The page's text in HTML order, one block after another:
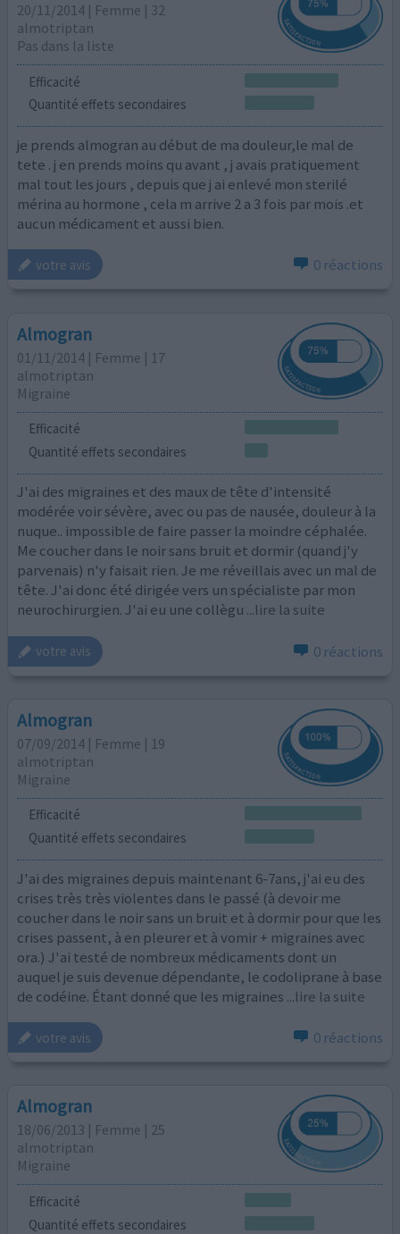
20/11/2014 | Femme | 32
almotriptan
Pas dans la liste
Efficacité
Quantité effets secondaires
je prends almogran au début de ma douleur,le mal de
tete . j en prends moins qu avant , j avais pratiquement
mal tout les jours , depuis que j ai enlevé mon sterilé
mérina au hormone , cela m arrive 2 a 3 fois par mois .et
aucun médicament et aussi bien.
votre avis 0 réactions
Almogran
01/11/2014 | Femme | 17
almotriptan
Migraine
Efficacité
Quantité effets secondaires
J'ai des migraines et des maux de tête d'intensité
modérée voir sévère, avec ou pas de nausée, douleur à la
nuque.. impossible de faire passer la moindre céphalée.
Me coucher dans le noir sans bruit et dormir (quand j'y
parvenais) n'y faisait rien. Je me réveillais avec un mal de
tête. J'ai donc été dirigée vers un spécialiste par mon
neurochirurgien. J'ai eu une collègu ...lire la suite
votre avis 0 réactions
Almogran
07/09/2014 | Femme | 19
almotriptan
Migraine
Efficacité
Quantité effets secondaires
J'ai des migraines depuis maintenant 6-7ans, j'ai eu des
crises très très violentes dans le passé (à devoir me
coucher dans le noir sans un bruit et à dormir pour que les
crises passent, à en pleurer et à vomir + migraines avec
ora.) J'ai testé de nombreux médicaments dont un
auquel je suis devenue dépendante, le codoliprane à base
de codéine. Étant donné que les migraines ...lire la suite
votre avis 0 réactions
Almogran
18/06/2013 | Femme | 25
almotriptan
Migraine
Efficacité
Quantité effets secondaires